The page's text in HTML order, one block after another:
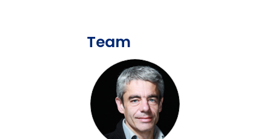
Team